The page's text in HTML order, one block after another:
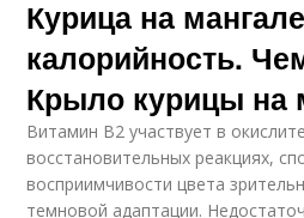
Курица на мангале
калорийность.
Крыло курицы на
Витамин В2 участвует в
восстановительных реакциях,
восприимчивости цвета
темновой адаптации.